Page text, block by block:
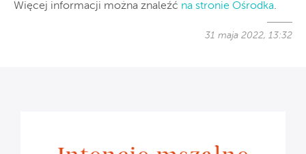
Więcej informacji można znaleźć na stronie Ośrodka.
31 maja 2022, 13:32